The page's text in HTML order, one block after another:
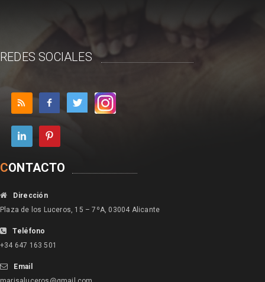
REDES SOCIALES
CONTACTO
Dirección
Plaza de los Luceros, 15 – 7ºA, 03004 Alicante
Teléfono
+34 647 163 501
Email